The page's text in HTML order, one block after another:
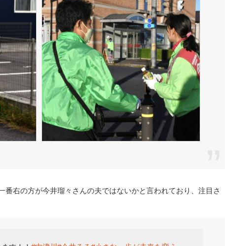
番右の方が今井瑠々さんの夫ではないかと言われており、注目さ